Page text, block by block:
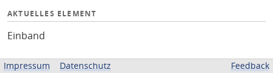
AKTUELLES ELEMENT
Einband
LIZENZ
Impressum Datenschutz Feedback